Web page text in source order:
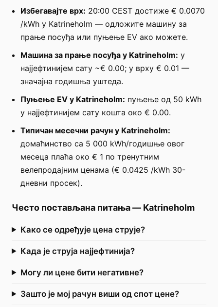
Избегавајте врх: 20:00 CEST достиже € 0.0070
/kWh у Katrineholm — одложите машину за
прање посуђа или пуњење EV ако можете.
Машина за прање посуђа у Katrineholm: у
најјефтинијем сату ~€ 0.00; у врху € 0.01 —
значајна годишња уштеда.
Пуњење EV у Katrineholm: пуњење од 50 kWh
у најјефтинијем сату кошта око € 0.00.
Типичан месечни рачун у Katrineholm:
домаћинство са 5 000 kWh/годишње овог
месеца плаћа око € 1 по тренутним
велепродајним ценама (€ 0.0425 /kWh 30-
дневни просек).
Често постављана питања— Katrineholm
Како се одређује цена струје?
Када је струја најјефтинија?
Могу ли цене бити негативне?
Зашто је мој рачун виши од спот цене?